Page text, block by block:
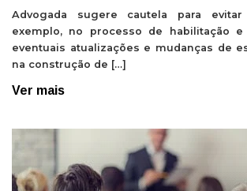
Advogada sugere cautela para evitar
exemplo, no processo de habilitação
eventuais atualizações e mudanças de
na construção de […]
Ver mais